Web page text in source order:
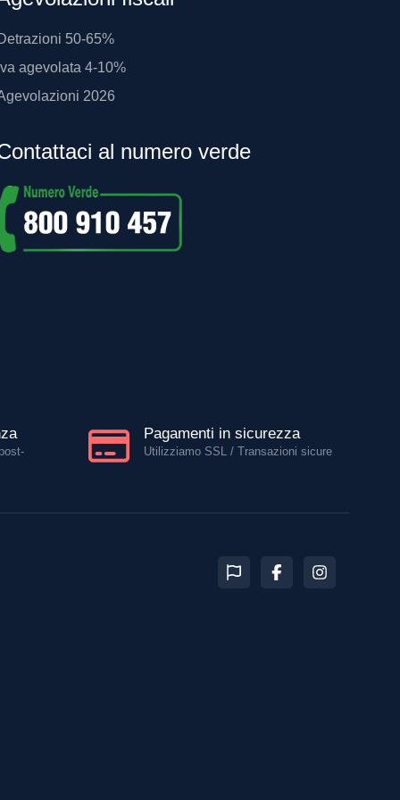
50-65%
Iva agevolata 4-10%
2026
al numero verde
Pagamenti in sicurezza
Utilizziamo SSL / Transazioni sicure